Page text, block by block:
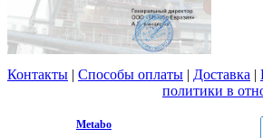
Контакты | Способы оплаты | Доставка |
политики в
Metabo